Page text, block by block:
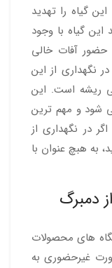
گیاه را تهدید
گیاه با وجود
حضور آفات خالی
نگهداری از این
ریشه است. این
شود و مهم ترین
در نگهداری از
به هبچ عنوان با
دمبرگ
های محصولات
غیرحضوری به